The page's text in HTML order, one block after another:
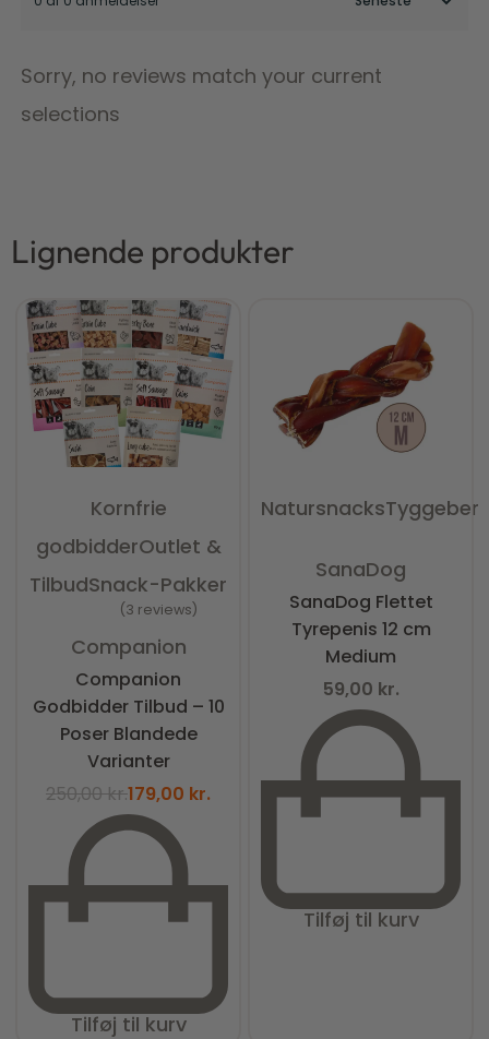
Sorry, no reviews match your current
selections
Lignende produkter
Kornfrie
godbidderOutlet &
TilbudSnack-Pakker
3 reviews
Companion
Companion
Godbidder Tilbud – 10
Poser Blandede
Varianter
250,00kr.179,00 kr.
Tilføj til kurv
NatursnacksTyggeben
SanaDog
SanaDog Flettet
Tyrepenis 12 cm
Medium
59,00 kr.
Tilføj til kurv